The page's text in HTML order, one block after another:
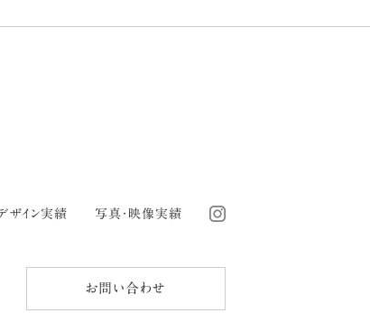
ザイン実績 写真・映像実績
お問い合わせ